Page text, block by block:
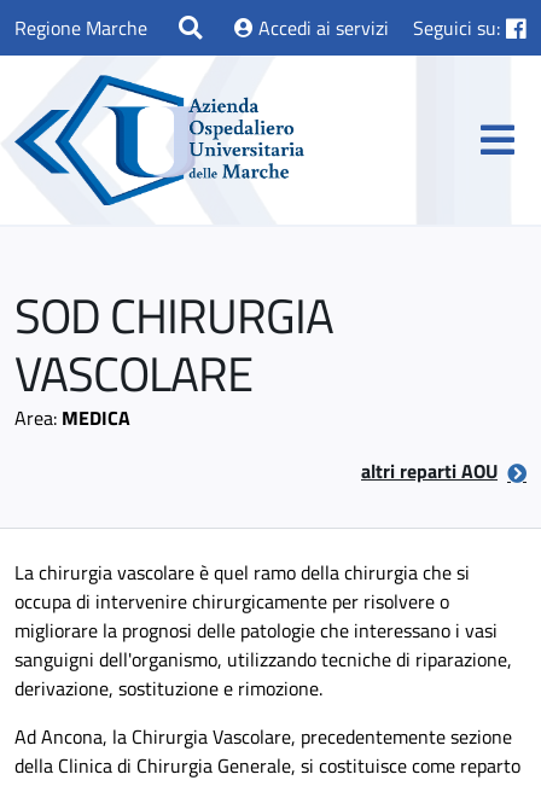
Regione Marche Accedi ai servizi Seguici su:
SOD CHIRURGIA
VASCOLARE
Area: MEDICA
altri reparti AOU
La chirurgia vascolare è quel ramo della chirurgia che si
occupa di intervenire chirurgicamente per risolvere o
migliorare la prognosi delle patologie che interessano i vasi
sanguigni dell'organismo, utilizzando tecniche di riparazione,
derivazione, sostituzione e rimozione.
Ad Ancona, la Chirurgia Vascolare, precedentemente sezione
della Clinica di Chirurgia Generale, si costituisce come reparto